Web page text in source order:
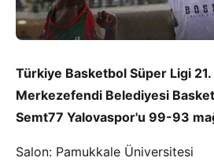
Türkiye Basketbol Süper Ligi
Merkezefendi Belediyesi
Semt77 Yalovaspor'u 99-93
Salon: Pamukkale Üniversitesi